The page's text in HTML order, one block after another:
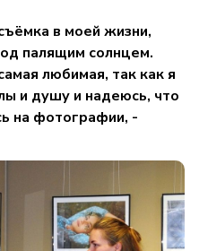
в моей жизни,
палящим солнцем.
любимая, так как я
и душу и надеюсь, что
на фотографии, -